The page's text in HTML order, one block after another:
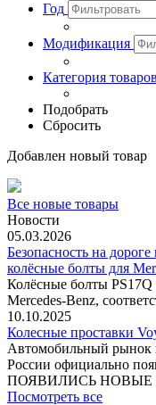
Год
Модификация
Категория товаров
Подобрать
Сбросить
Добавлен новый товар
Все новые товары
Новости
05.03.2026
Безопасность на
колёсные болты для
Колёсные болты
Mercedes‑Benz,
10.10.2025
Колесные проставки
Автомобильный рынок
России официально
ПОЯВИЛИСЬ НОВЫЕ
Посмотреть все